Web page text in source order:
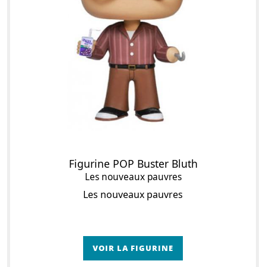
Figurine POP Buster Bluth
Les nouveaux pauvres
Les nouveaux pauvres
VOIR LA FIGURINE